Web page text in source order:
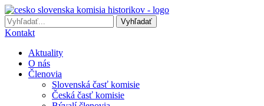
Preskočiť
na
obsah
Vyhľadať
Kontakt
Aktuality
O nás
Členovia
Slovenská časť komisie
Česká časť komisie